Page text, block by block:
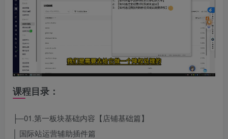
课程目录：
├─01.第一板块基础内容【店铺基础篇】
│ 国际站运营辅助插件篇